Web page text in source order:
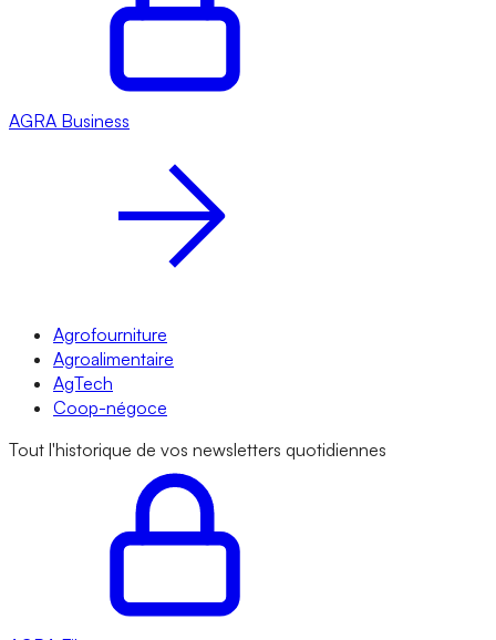
AGRA Business
Agrofourniture
Agroalimentaire
AgTech
Coop-négoce
Tout l'historique de vos newsletters quotidiennes